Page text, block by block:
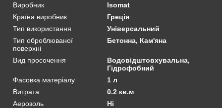
Виробник
Isomat
Країна виробник
Греція
Тип використання
Універсальний
Тип оброблюваної
поверхні
Бетонна, Кам'яна
Вид просочення
Водовідштовхувальна,
Гідрофобний
Фасовка матеріалу
1 л
Витрата
0.2 кв.м
Аерозоль
Ні